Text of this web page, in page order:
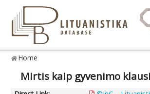
Home
Mirtis kaip gyvenimo